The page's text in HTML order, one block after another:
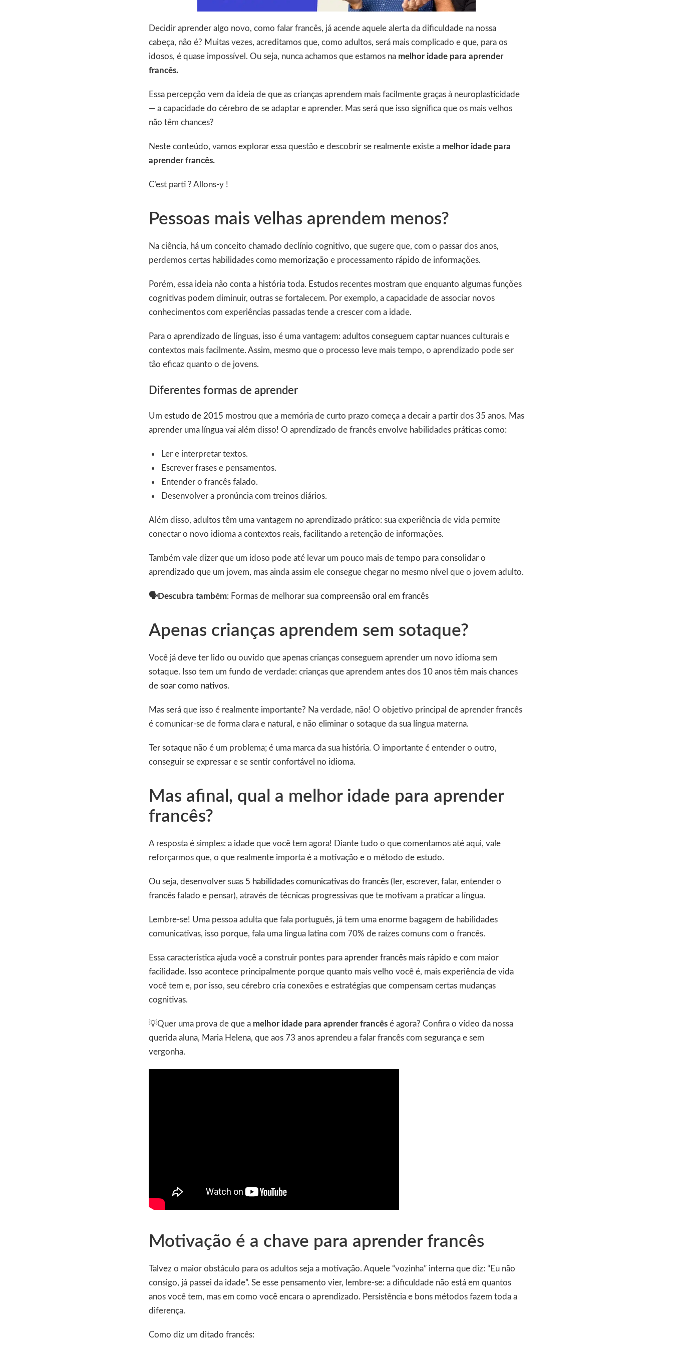
Decidir aprender algo novo, como falar francês, já acende aquele alerta da dificuldade na nossa
cabeça, não é? Muitas vezes, acreditamos que, como adultos, será mais complicado e que, para os
idosos, é quase impossível. Ou seja, nunca achamos que estamos na melhor idade para aprender
francês.
Essa percepção vem da ideia de que as crianças aprendem mais facilmente graças à neuroplasticidade
— a capacidade do cérebro de se adaptar e aprender. Mas será que isso significa que os mais velhos
não têm chances?
Neste conteúdo, vamos explorar essa questão e descobrir se realmente existe a melhor idade para
aprender francês.
C’est parti ? Allons-y !
Pessoas mais velhas aprendem menos?
Na ciência, há um conceito chamado declínio cognitivo, que sugere que, com o passar dos anos,
perdemos certas habilidades como memorização e processamento rápido de informações.
Porém, essa ideia não conta a história toda. Estudos recentes mostram que enquanto algumas funções
cognitivas podem diminuir, outras se fortalecem. Por exemplo, a capacidade de associar novos
conhecimentos com experiências passadas tende a crescer com a idade.
Para o aprendizado de línguas, isso é uma vantagem: adultos conseguem captar nuances culturais e
contextos mais facilmente. Assim, mesmo que o processo leve mais tempo, o aprendizado pode ser
tão eficaz quanto o de jovens.
Diferentes formas de aprender
Um estudo de 2015 mostrou que a memória de curto prazo começa a decair a partir dos 35 anos. Mas
aprender uma língua vai além disso! O aprendizado de francês envolve habilidades práticas como:
Ler e interpretar textos.
Escrever frases e pensamentos.
Entender o francês falado.
Desenvolver a pronúncia com treinos diários.
Além disso, adultos têm uma vantagem no aprendizado prático: sua experiência de vida permite
conectar o novo idioma a contextos reais, facilitando a retenção de informações.
Também vale dizer que um idoso pode até levar um pouco mais de tempo para consolidar o
aprendizado que um jovem, mas ainda assim ele consegue chegar no mesmo nível que o jovem adulto.
🗣️Descubra também: Formas de melhorar sua compreensão oral em francês
Apenas crianças aprendem sem sotaque?
Você já deve ter lido ou ouvido que apenas crianças conseguem aprender um novo idioma sem
sotaque. Isso tem um fundo de verdade: crianças que aprendem antes dos 10 anos têm mais chances
de soar como nativos.
Mas será que isso é realmente importante? Na verdade, não! O objetivo principal de aprender francês
é comunicar-se de forma clara e natural, e não eliminar o sotaque da sua língua materna.
Ter sotaque não é um problema; é uma marca da sua história. O importante é entender o outro,
conseguir se expressar e se sentir confortável no idioma.
Mas afinal, qual a melhor idade para aprender
francês?
A resposta é simples: a idade que você tem agora! Diante tudo o que comentamos até aqui, vale
reforçarmos que, o que realmente importa é a motivação e o método de estudo.
Ou seja, desenvolver suas 5 habilidades comunicativas do francês (ler, escrever, falar, entender o
francês falado e pensar), através de técnicas progressivas que te motivam a praticar a língua.
Lembre-se! Uma pessoa adulta que fala português, já tem uma enorme bagagem de habilidades
comunicativas, isso porque, fala uma língua latina com 70% de raízes comuns com o francês.
Essa característica ajuda você a construir pontes para aprender francês mais rápido e com maior
facilidade. Isso acontece principalmente porque quanto mais velho você é, mais experiência de vida
você tem e, por isso, seu cérebro cria conexões e estratégias que compensam certas mudanças
cognitivas.
💡Quer uma prova de que a melhor idade para aprender francês é agora? Confira o vídeo da nossa
querida aluna, Maria Helena, que aos 73 anos aprendeu a falar francês com segurança e sem
vergonha.
Motivação é a chave para aprender francês
Talvez o maior obstáculo para os adultos seja a motivação. Aquele “vozinha” interna que diz: “Eu não
consigo, já passei da idade”. Se esse pensamento vier, lembre-se: a dificuldade não está em quantos
anos você tem, mas em como você encara o aprendizado. Persistência e bons métodos fazem toda a
diferença.
Como diz um ditado francês: